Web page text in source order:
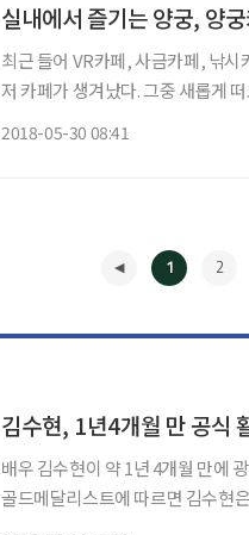
실내에서 즐기는 양궁, 양
최근 들어 VR카페, 사금카페, 낚
저 카페가 생겨났다. 그중 새롭게
2018-05-30 08:41
1 2
김수현, 1년4개월 만 공식
배우 김수현이 약 1년 4개월 만에 광고
골드메달리스트에 따르면 김수현